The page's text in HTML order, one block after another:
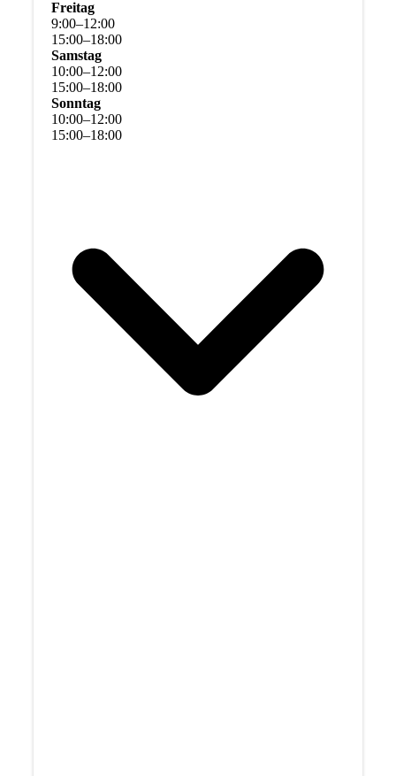
Freitag
9:00–12:00
15:00–18:00
Samstag
10:00–12:00
15:00–18:00
Sonntag
10:00–12:00
15:00–18:00